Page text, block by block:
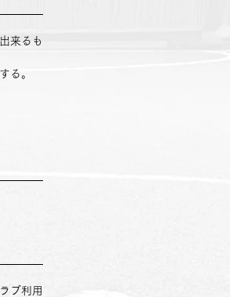
来るも
る。
ブ利用